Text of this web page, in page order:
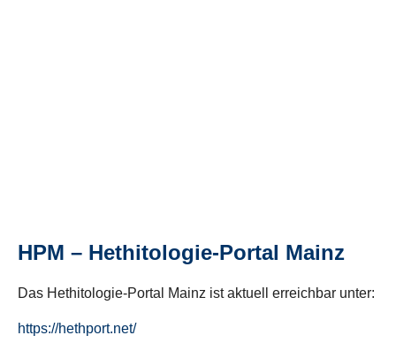
HPM – Hethitologie-Portal Mainz
Das Hethitologie-Portal Mainz ist aktuell erreichbar unter:
https://hethport.net/